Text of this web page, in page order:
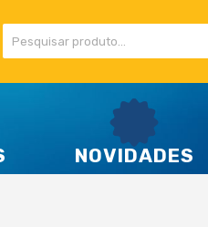
NOVIDADES